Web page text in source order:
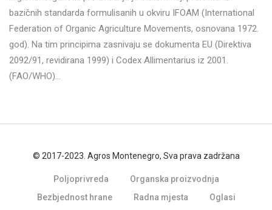
bazičnih standarda formulisanih u okviru IFOAM (International
Federation of Organic Agriculture Movements, osnovana 1972.
god). Na tim principima zasnivaju se dokumenta EU (Direktiva
2092/91, revidirana 1999) i Codex Allimentarius iz 2001.
(FAO/WHO)…
© 2017-2023. Agros Montenegro, Sva prava zadržana
Poljoprivreda
Organska proizvodnja
Bezbjednost hrane
Radna mjesta Oglasi